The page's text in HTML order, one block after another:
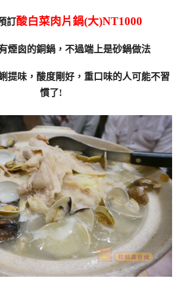
訂酸白菜肉片鍋(大)NT1000
煙囪的銅鍋，不過端上是砂鍋做法
提味，酸度剛好，重口味的人可能不習
慣了!